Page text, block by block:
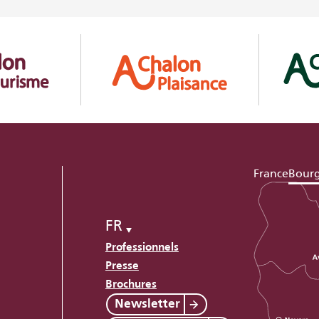
FR
Professionnels
Presse
Brochures
Newsletter
France